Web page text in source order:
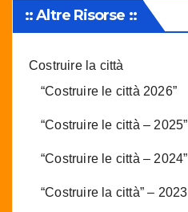
:: Altre Risorse ::
Costruire la città
“Costruire le città 2026”
“Costruire le città – 2025”
“Costruire le città – 2024”
“Costruire la città” – 2023